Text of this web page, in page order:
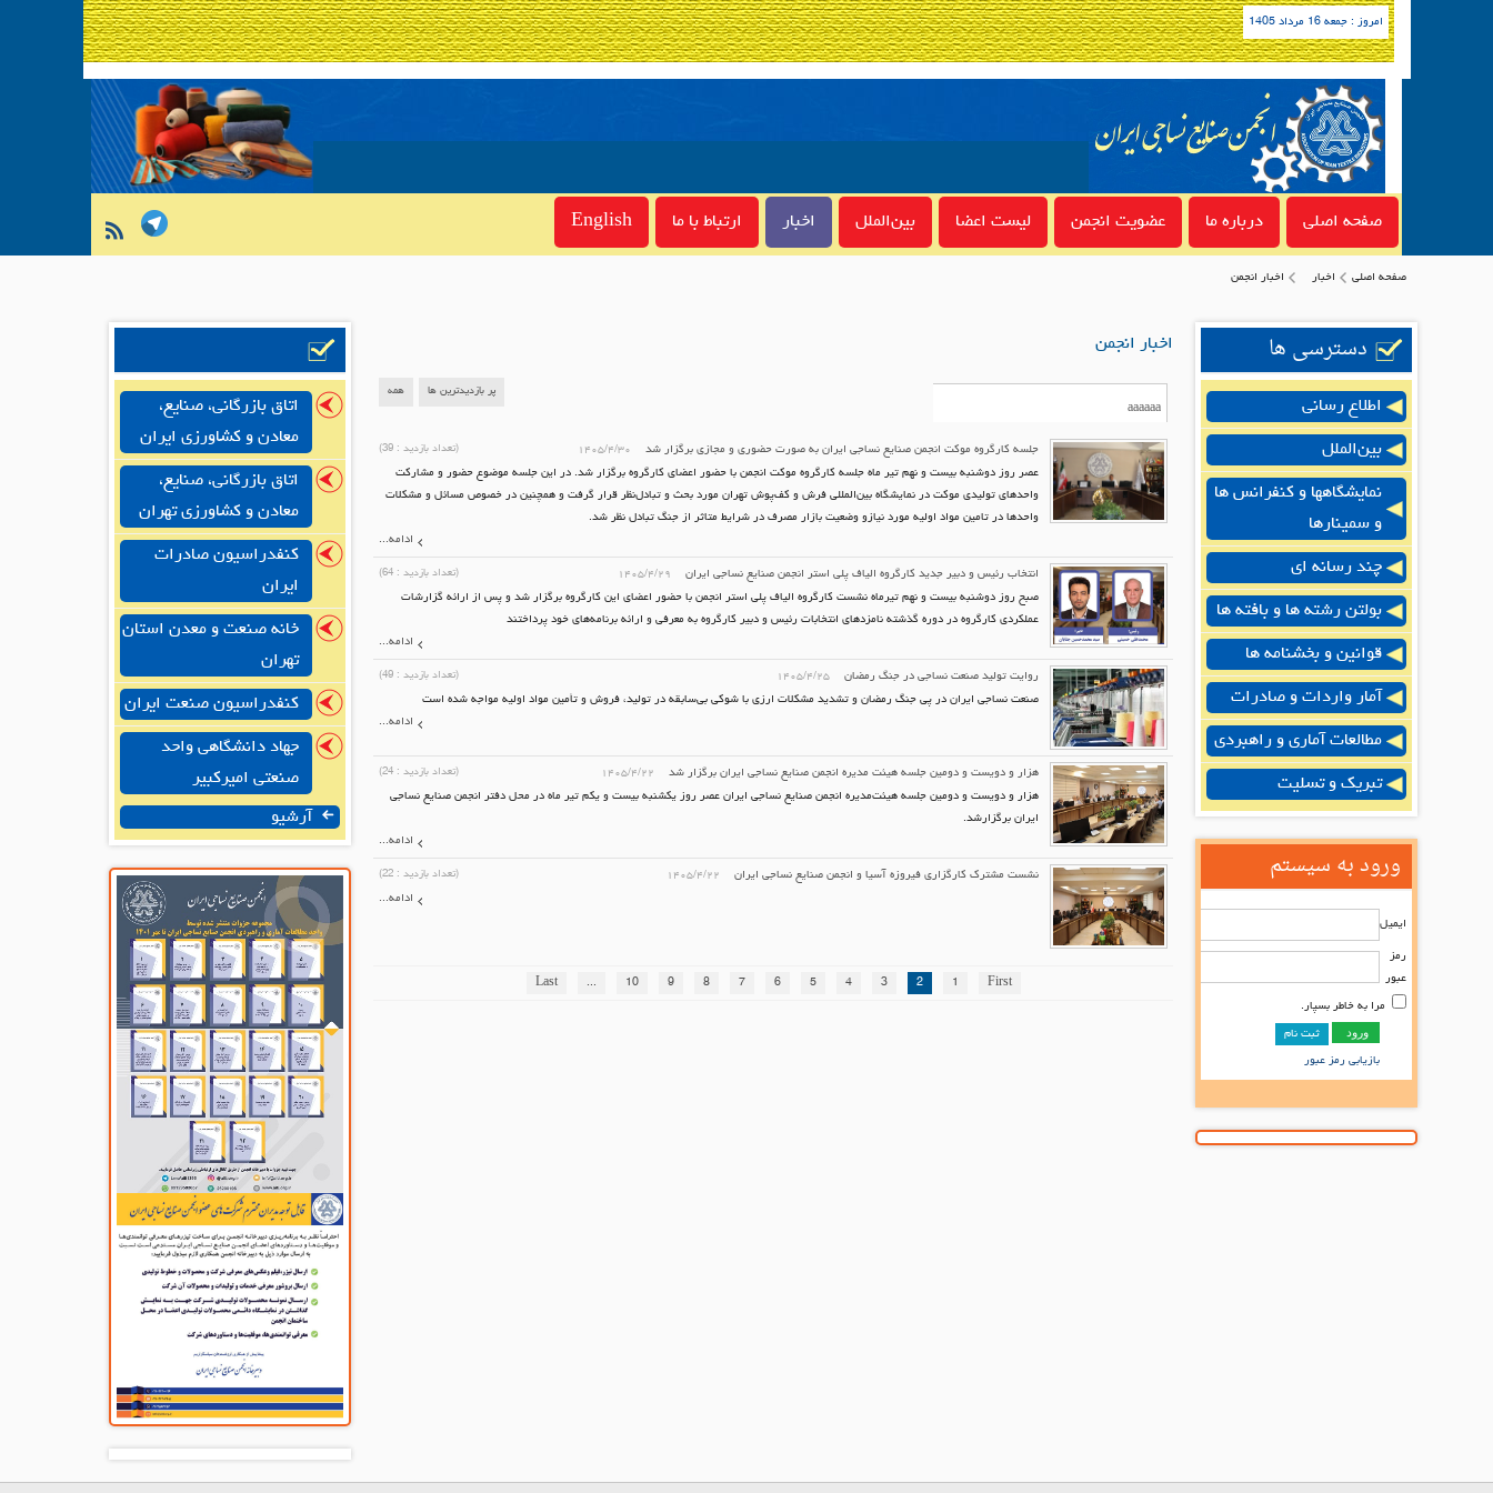
امروز : جمعه 16 مرداد 1405
صفحه اصلی درباره ما عضویت انجمن لیست اعضا بین‌الملل اخبار ارتباط با ما English
صفحه اصلی اخبار اخبار انجمن
دسترسی ها
اطلاع رسانی
بین‌الملل
نمایشگاهها و کنفرانس ها
و سمینارها
چند رسانه ای
بولتن رشته ها و بافته ها
قوانین و بخشنامه ها
آمار واردات و صادرات
مطالعات آماری و راهبردی
تبریک و تسلیت
ورود به سیستم
ایمیل
رمز
عبور
مرا به خاطر بسپار.
ثبت نام
بازیابی رمز عبور
اخبار انجمن
پر بازدیدترین ها همه
جلسه کارگروه موکت انجمن صنایع نساجی ایران به صورت حضوری و مجازی برگزار شد ۱۴۰۵/۴/۳۰ (تعداد بازدید : 39
)
عصر روز دوشنبه بیست و نهم تیر ماه جلسه کارگروه موکت انجمن با حضور اعضای کارگروه برگزار شد. در این جلسه موضوع حضور و مشارکت
واحدهای تولیدی موکت در نمایشگاه بین‌المللی فرش و کف‌پوش تهران مورد بحث و تبادل‌نظر قرار گرفت و همچنین در خصوص مسائل و مشکلات
واحدها در تامین مواد اولیه مورد نیازو وضعیت بازار مصرف در شرایط متاثر از جنگ تبادل نظر شد.
ادامه...
انتخاب رئیس و دبیر جدید کارگروه الیاف پلی استر انجمن صنایع نساجی ایران ۱۴۰۵/۴/۲۹ (تعداد بازدید : 64
)
صبح روز دوشنبه بیست و نهم تیرماه نشست کارگروه الیاف پلی استر انجمن با حضور اعضای این کارگروه برگزار شد و پس از ارائه گزارشات
عملکردی کارگروه در دوره گذشته نامزدهای انتخابات رئیس و دبیر کارگروه به معرفی و ارائه برنامه‌های خود پرداختند
ادامه...
روایت تولید صنعت نساجی در جنگ رمضان ۱۴۰۵/۴/۲۵ (تعداد بازدید : 49
)
صنعت نساجی ایران در پی جنگ رمضان و تشدید مشکلات ارزی با شوکی بی‌سابقه در تولید، فروش و تأمین مواد اولیه مواجه شده است
ادامه...
هزار و دویست و دومین جلسه هیئت مدیره انجمن صنایع نساجی ایران برگزار شد ۱۴۰۵/۴/۲۲ (تعداد بازدید : 24
)
هزار و دویست و دومین جلسه هیئت‌مدیره انجمن صنایع نساجی ایران عصر روز یکشنبه بیست و یکم تیر ماه در محل دفتر انجمن صنایع نساجی
ایران برگزارشد.
ادامه...
نشست مشترک کارگزاری فیروزه آسیا و انجمن صنایع نساجی ایران ۱۴۰۵/۴/۲۲ (تعداد بازدید : 22
)
ادامه...
First
1
2
3
4
5
6
7
8
9
10
...
Last
اتاق بازرگانی، صنایع،
معادن و کشاورزی ایران
اتاق بازرگانی، صنایع،
معادن و کشاورزی تهران
کنفدراسیون صادرات
ایران
خانه صنعت و معدن استان
تهران
کنفدراسیون صنعت ایران
جهاد دانشگاهی واحد
صنعتی امیرکبیر
آرشیو